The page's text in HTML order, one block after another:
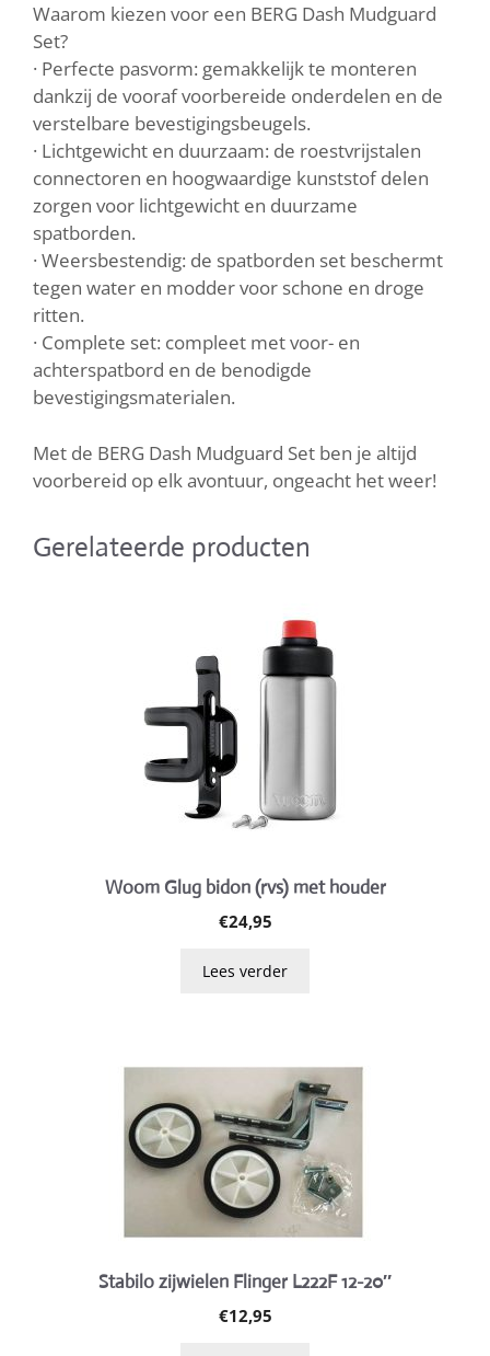
Waarom kiezen voor een BERG Dash Mudguard
Set?
· Perfecte pasvorm: gemakkelijk te monteren
dankzij de vooraf voorbereide onderdelen en de
verstelbare bevestigingsbeugels.
· Lichtgewicht en duurzaam: de roestvrijstalen
connectoren en hoogwaardige kunststof delen
zorgen voor lichtgewicht en duurzame
spatborden.
· Weersbestendig: de spatborden set beschermt
tegen water en modder voor schone en droge
ritten.
· Complete set: compleet met voor- en
achterspatbord en de benodigde
bevestigingsmaterialen.
Met de BERG Dash Mudguard Set ben je altijd
voorbereid op elk avontuur, ongeacht het weer!
Gerelateerde producten
Woom Glug bidon (rvs) met houder
€24,95
Lees verder
Stabilo zijwielen Flinger L222F 12-20″
€12,95